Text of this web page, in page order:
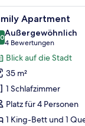
mit Lampe.
Bett, einem
6 Apartment
von 10
Außergewöhnlich
4 Bewertungen
(4
Bewertungen)
Blick auf die Stadt
35 m²
1 Schlafzimmer
Platz für 4 Personen
1 King-Bett und 1